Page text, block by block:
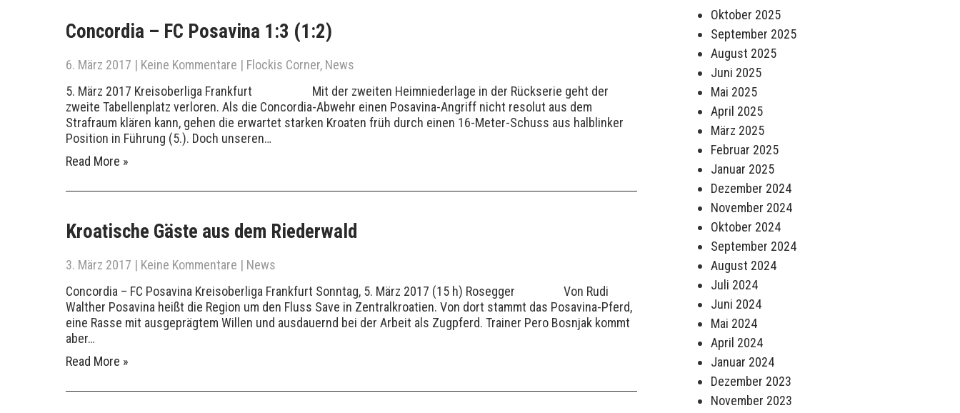
Concordia – FC Posavina 1:3 (1:2)
6. März 2017 | Keine Kommentare | Flockis Corner, News
5. März 2017 Kreisoberliga Frankfurt Mit der zweiten Heimniederlage in der Rückserie geht der
zweite Tabellenplatz verloren. Als die Concordia-Abwehr einen Posavina-Angriff nicht resolut aus dem
Strafraum klären kann, gehen die erwartet starken Kroaten früh durch einen 16-Meter-Schuss aus halblinker
Position in Führung (5.). Doch unseren…
Read More »
Kroatische Gäste aus dem Riederwald
3. März 2017 | Keine Kommentare | News
Concordia – FC Posavina Kreisoberliga Frankfurt Sonntag, 5. März 2017 (15 h) Rosegger Von Rudi
Walther Posavina heißt die Region um den Fluss Save in Zentralkroatien. Von dort stammt das Posavina-Pferd,
eine Rasse mit ausgeprägtem Willen und ausdauernd bei der Arbeit als Zugpferd. Trainer Pero Bosnjak kommt
aber…
Read More »
Oktober 2025
September 2025
August 2025
Juni 2025
Mai 2025
April 2025
März 2025
Februar 2025
Januar 2025
Dezember 2024
November 2024
Oktober 2024
September 2024
August 2024
Juli 2024
Juni 2024
Mai 2024
April 2024
Januar 2024
Dezember 2023
November 2023